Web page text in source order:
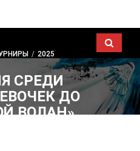
/ 2025
СРЕДИ
ДО
ВОЛАН»